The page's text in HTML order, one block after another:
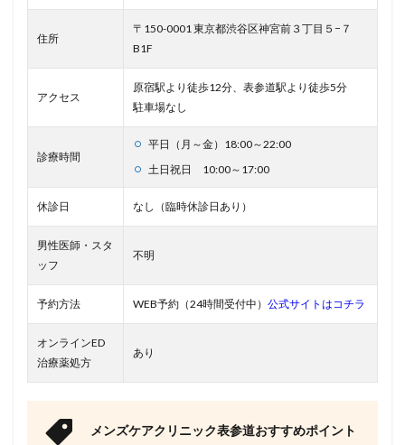
住所
〒150-0001 東京都渋谷区神宮前３丁目５−７
B1F
アクセス
原宿駅より徒歩12分、表参道駅より徒歩5分
駐車場なし
診療時間
平日（月～金）18:00～22:00
土日祝日 10:00～17:00
休診日 なし（臨時休診日あり）
男性医師・スタ
ッフ
不明
予約方法 WEB予約（24時間受付中） 公式サイトはコチラ
オンラインED
治療薬処方
あり
メンズケアクリニック表参道おすすめポイント